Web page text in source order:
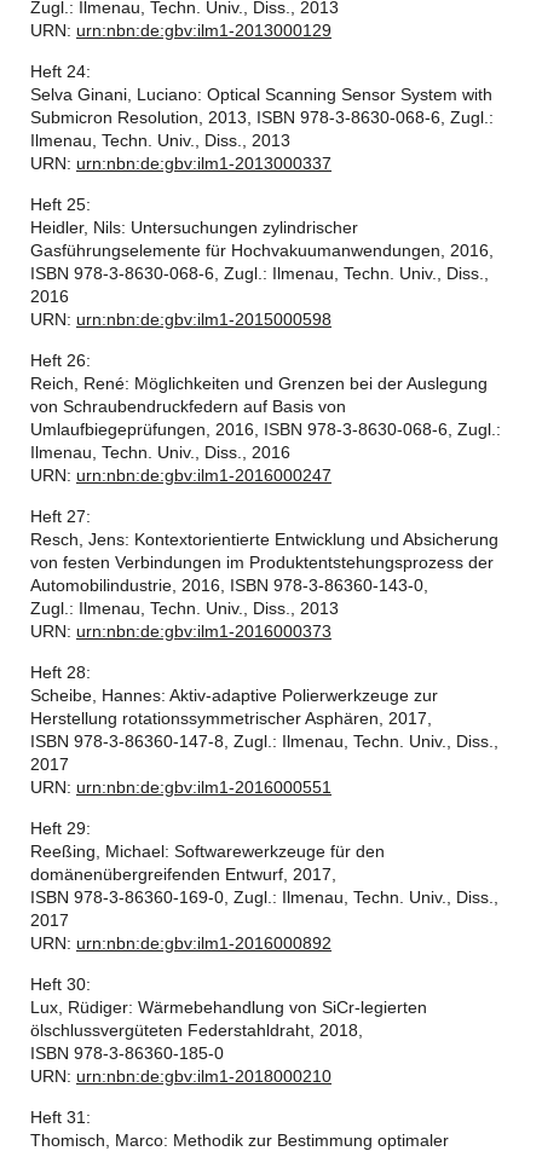
Zugl.: Ilmenau, Techn. Univ., Diss., 2013
URN: urn:nbn:de:gbv:ilm1-2013000129
Heft 24:
Selva Ginani, Luciano: Optical Scanning Sensor System with
Submicron Resolution, 2013, ISBN 978-3-8630-068-6, Zugl.:
Ilmenau, Techn. Univ., Diss., 2013
URN: urn:nbn:de:gbv:ilm1-2013000337
Heft 25:
Heidler, Nils: Untersuchungen zylindrischer
Gasführungselemente für Hochvakuumanwendungen, 2016,
ISBN 978-3-8630-068-6, Zugl.: Ilmenau, Techn. Univ., Diss.,
2016
URN: urn:nbn:de:gbv:ilm1-2015000598
Heft 26:
Reich, René: Möglichkeiten und Grenzen bei der Auslegung
von Schraubendruckfedern auf Basis von
Umlaufbiegeprüfungen, 2016, ISBN 978-3-8630-068-6, Zugl.:
Ilmenau, Techn. Univ., Diss., 2016
URN: urn:nbn:de:gbv:ilm1-2016000247
Heft 27:
Resch, Jens: Kontextorientierte Entwicklung und Absicherung
von festen Verbindungen im Produktentstehungsprozess der
Automobilindustrie, 2016, ISBN 978-3-86360-143-0,
Zugl.: Ilmenau, Techn. Univ., Diss., 2013
URN: urn:nbn:de:gbv:ilm1-2016000373
Heft 28:
Scheibe, Hannes: Aktiv-adaptive Polierwerkzeuge zur
Herstellung rotationssymmetrischer Asphären, 2017,
ISBN 978-3-86360-147-8, Zugl.: Ilmenau, Techn. Univ., Diss.,
2017
URN: urn:nbn:de:gbv:ilm1-2016000551
Heft 29:
Reeßing, Michael: Softwarewerkzeuge für den
domänenübergreifenden Entwurf, 2017,
ISBN 978-3-86360-169-0, Zugl.: Ilmenau, Techn. Univ., Diss.,
2017
URN: urn:nbn:de:gbv:ilm1-2016000892
Heft 30:
Lux, Rüdiger: Wärmebehandlung von SiCr-legierten
ölschlussvergüteten Federstahldraht, 2018,
ISBN 978-3-86360-185-0
URN: urn:nbn:de:gbv:ilm1-2018000210
Heft 31:
Thomisch, Marco: Methodik zur Bestimmung optimaler